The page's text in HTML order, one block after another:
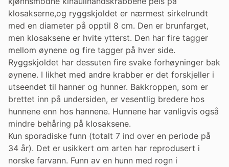
klosakserne,og ryggskjoldet er nærmest sirkelrundt
med en diameter på opptil 8 cm. Den er brunfarget,
men klosaksene er hvite ytterst. Den har fire tagger
mellom øynene og fire tagger på hver side.
Ryggskjoldet har dessuten fire svake forhøyninger bak
øynene. I likhet med andre krabber er det forskjeller i
utseendet til hanner og hunner. Bakkroppen, som er
brettet inn på undersiden, er vesentlig bredere hos
hunnene enn hos hannene. Hunnene har vanligvis også
mindre behåring på klosaksene.
Kun sporadiske funn (totalt 7 ind over en periode på
34 år). Det er usikkert om arten har reprodusert i
norske farvann. Funn av en hunn med rogn i